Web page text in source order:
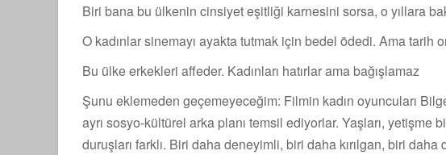
Biri bana bu ülkenin cinsiyet eşitliği karnesini sorsa, o yıllara
O kadınlar sinemayı ayakta tutmak için bedel ödedi. Ama tarih
Bu ülke erkekleri affeder. Kadınları hatırlar ama bağışlamaz
Şunu eklemeden geçemeyeceğim: Filmin kadın oyuncuları
ayrı sosyo-kültürel arka planı temsil ediyorlar. Yaşları, yetişme
duruşları farklı. Biri daha deneyimli, biri daha kırılgan, biri